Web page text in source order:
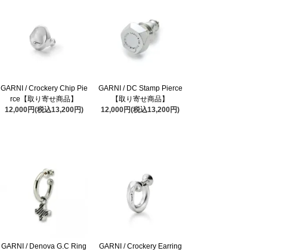
GARNI / Crockery Chip Pie
rce【取り寄せ商品】
12,000円(税込13,200円)
GARNI / DC Stamp Pierce
【取り寄せ商品】
12,000円(税込13,200円)
GARNI / Denova G.C Ring
GARNI / Crockery Earring